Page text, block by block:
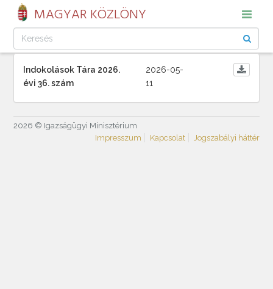
MAGYAR KÖZLÖNY
Indokolások Tára 2026.
évi 36. szám
2026-05-
11
2026 © Igazságügyi Minisztérium
Impresszum
Kapcsolat Jogszabályi háttér